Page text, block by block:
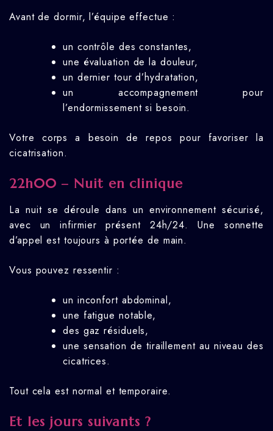
Avant de dormir, l’équipe effectue :
un contrôle des constantes,
une évaluation de la douleur,
un dernier tour d’hydratation,
un accompagnement pour
l’endormissement si besoin.
Votre corps a besoin de repos pour favoriser la
cicatrisation.
22h00 – Nuit en clinique
La nuit se déroule dans un environnement sécurisé,
avec un infirmier présent 24h/24. Une sonnette
d’appel est toujours à portée de main.
Vous pouvez ressentir :
un inconfort abdominal,
une fatigue notable,
des gaz résiduels,
une sensation de tiraillement au niveau des
cicatrices.
Tout cela est normal et temporaire.
Et les jours suivants ?